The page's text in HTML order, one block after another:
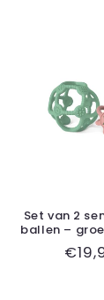
Set van 2
ballen –